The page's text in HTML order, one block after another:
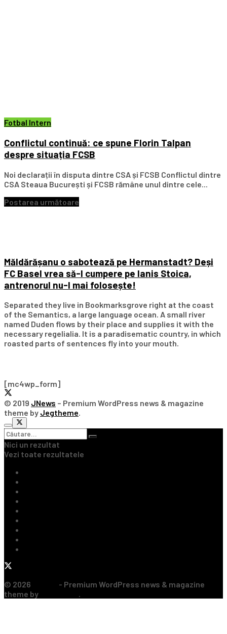
Fotbal Intern
Conflictul continuă: ce spune Florin Talpan
despre situația FCSB
Noi declarații în disputa dintre CSA și FCSB Conflictul dintre
CSA Steaua București și FCSB rămâne unul dintre cele...
Postarea următoare
Măldărășanu o sabotează pe Hermanstadt? Deși
FC Basel vrea să-l cumpere pe Ianis Stoica,
antrenorul nu-l mai folosește!
Separated they live in Bookmarksgrove right at the coast
of the Semantics, a large language ocean. A small river
named Duden flows by their place and supplies it with the
necessary regelialia. It is a paradisematic country, in which
roasted parts of sentences fly into your mouth.
[mc4wp_form]
© 2019 JNews – Premium WordPress news & magazine
theme by Jegtheme
Nici un rezultat
Vezi toate rezultatele
© 2026
- Premium WordPress news & magazine
theme by
.